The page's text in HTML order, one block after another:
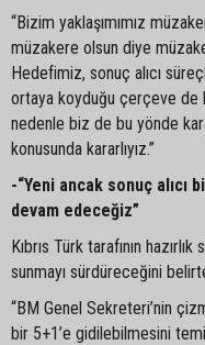
“Bizim yaklaşımımız
müzakere olsun diye
Hedefimiz, sonuç alıcı
ortaya koyduğu çerçeve de
nedenle biz de bu yönde
konusunda kararlıyız.”
-“Yeni ancak sonuç alıcı
devam edeceğiz”
Kıbrıs Türk tarafının
sunmayı sürdüreceğini
“BM Genel Sekreteri’nin
bir 5+1’e gidilebilmesini